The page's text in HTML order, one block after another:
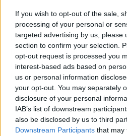
If you wish to opt-out of the sale,
processing of your personal or
targeted advertising by us, please
section to confirm your selection.
opt-out request is processed you
interest-based ads based on
us or personal information
your opt-out. You may separately
disclosure of your personal
IAB’s list of downstream
also be disclosed by us to third
Downstream Participants that may
La historia deSanta María
Santísimo Sacramento
habitual de la nobleza
posición para acumular,
privilegios propios.
habrían atesoradoy se
del sistema en un
consecuencias muy
Un modelo de